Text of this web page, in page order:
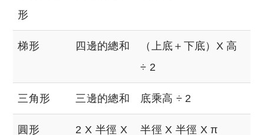
形
梯形 四邊的總和
（上底＋下底）X 高
÷ 2
三角形 三邊的總和 底乘高 ÷ 2
圓形
2 X 半徑 X
半徑 X 半徑 X π